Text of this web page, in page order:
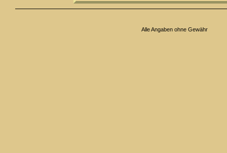
Alle Angaben ohne Gewähr